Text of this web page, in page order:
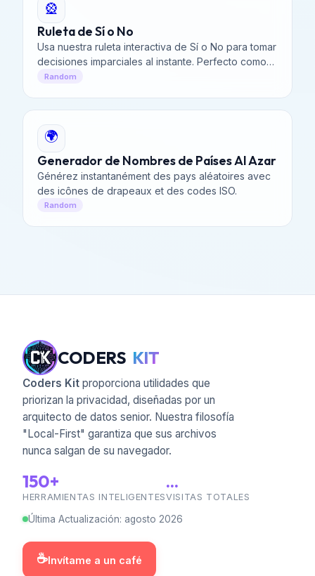
🎡
Ruleta de Sí o No
Usa nuestra ruleta interactiva de Sí o No para tomar
decisiones imparciales al instante. Perfecto como
generador aleatorio.
Random
🌍
Generador de Nombres de Países Al Azar
Générez instantanément des pays aléatoires avec
des icônes de drapeaux et des codes ISO.
Random
CODERS KIT
Coders Kit proporciona utilidades que
priorizan la privacidad, diseñadas por un
arquitecto de datos senior. Nuestra filosofía
"Local-First" garantiza que sus archivos
nunca salgan de su navegador.
150+
HERRAMIENTAS INTELIGENTES
...
VISITAS TOTALES
Última Actualización: agosto 2026
☕Invítame a un café